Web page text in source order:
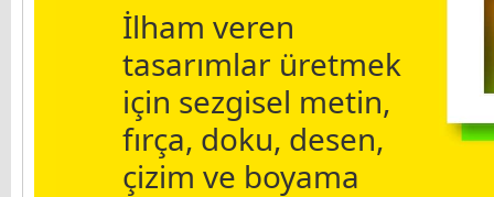
İlham veren
tasarımlar üretmek
için sezgisel metin,
fırça, doku, desen,
çizim ve boyama